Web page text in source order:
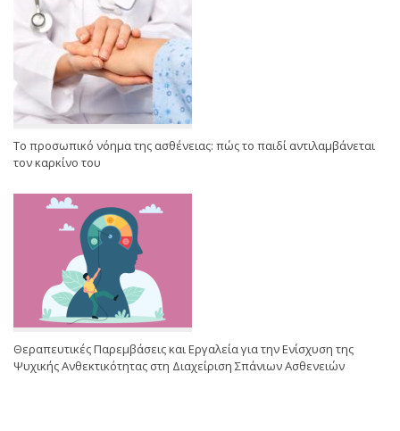
Το προσωπικό νόημα της ασθένειας: πώς το παιδί αντιλαμβάνεται
τον καρκίνο του
Θεραπευτικές Παρεμβάσεις και Εργαλεία για την Ενίσχυση της
Ψυχικής Ανθεκτικότητας στη Διαχείριση Σπάνιων Ασθενειών